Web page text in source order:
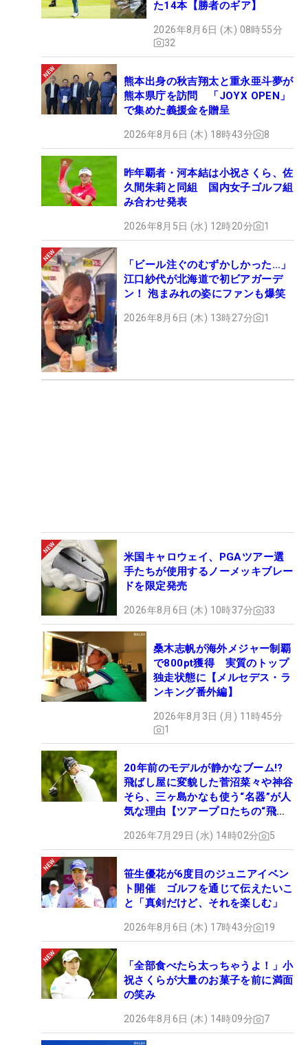
た14本【勝者のギア】
2026年8月6日 (木) 08時55分
32
熊本出身の秋吉翔太と重永亜斗夢が
熊本県庁を訪問 「JOYX OPEN」
で集めた義援金を贈呈
2026年8月6日 (木) 18時43分 8
昨年覇者・河本結は小祝さくら、佐
久間朱莉と同組 国内女子ゴルフ組
み合わせ発表
2026年8月5日 (水) 12時20分 1
「ビール注ぐのむずかしかった…」
江口紗代が北海道で初ビアガーデ
ン！ 泡まみれの姿にファンも爆笑
2026年8月6日 (木) 13時27分 1
米国キャロウェイ、PGAツアー選
手たちが使用するノーメッキブレー
ドを限定発売
2026年8月6日 (木) 10時37分 33
桑木志帆が海外メジャー制覇
で800pt獲得 実質のトップ
独走状態に【メルセデス・ラ
ンキング番外編】
2026年8月3日 (月) 11時45分
1
20年前のモデルが静かなブーム!?
飛ばし屋に変貌した菅沼菜々や神谷
そら、三ヶ島かなも使う“名器”が人
気な理由【ツアープロたちの“飛ば
2026年7月29日 (水) 14時02分 5
笹生優花が6度目のジュニアイベン
ト開催 ゴルフを通じて伝えたいこ
と「真剣だけど、それを楽しむ」
2026年8月6日 (木) 17時43分 19
「全部食べたら太っちゃうよ！」小
祝さくらが大量のお菓子を前に満面
の笑み
2026年8月6日 (木) 14時09分 7